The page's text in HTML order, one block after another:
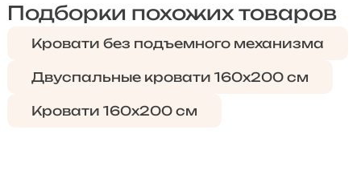
Подборки похожих товаров
Кровати без подъемного механизма
Двуспальные кровати 160х200 см
Кровати 160х200 см